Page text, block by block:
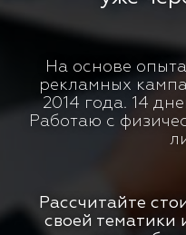
На основе
рекламных
2014 года. 14
Работаю с
Рассчитайте
своей тематики